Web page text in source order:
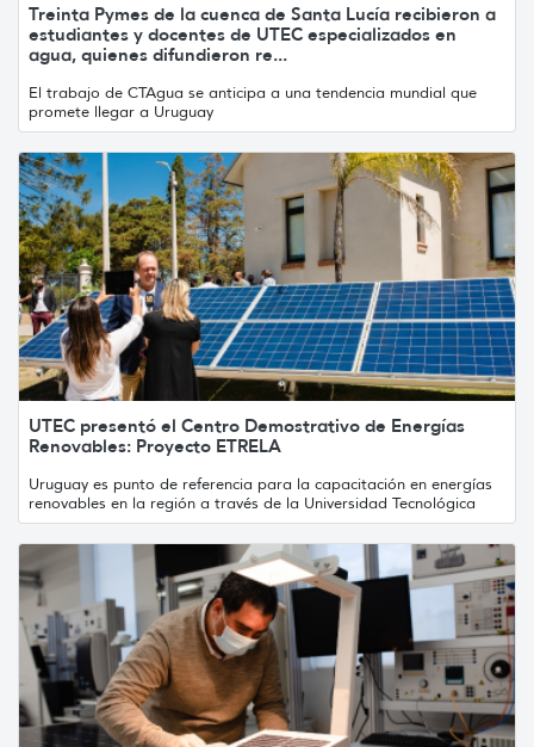
Treinta Pymes de la cuenca de Santa Lucía recibieron a
estudiantes y docentes de UTEC especializados en
agua, quienes difundieron re...
El trabajo de CTAgua se anticipa a una tendencia mundial que
promete llegar a Uruguay
UTEC presentó el Centro Demostrativo de Energías
Renovables: Proyecto ETRELA
Uruguay es punto de referencia para la capacitación en energías
renovables en la región a través de la Universidad Tecnológica